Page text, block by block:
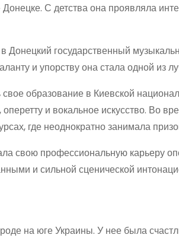
С детства она проявляла
государственный
и упорству она стала одной из
образование в Киевской
и вокальное искусство. Во
где неоднократно занимала
свою профессиональную карьеру
и сильной сценической
на юге Украины. У нее была